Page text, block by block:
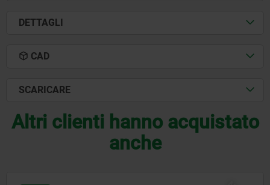
DETTAGLI
CAD
SCARICARE
Altri clienti hanno acquistato
anche